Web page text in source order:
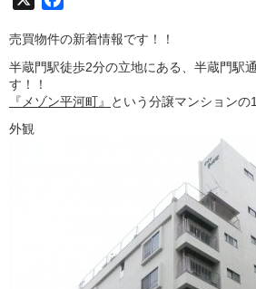
売買物件の新着情報です！！
半蔵門駅徒歩2分の立地にある、半蔵門駅
す！！
『メゾン平河町』
という分譲マンションの
外観